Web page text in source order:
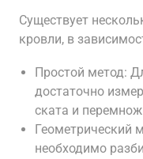
Существует
кровли, в
Простой метод:
достаточно
ската и
Геометрический
необходимо